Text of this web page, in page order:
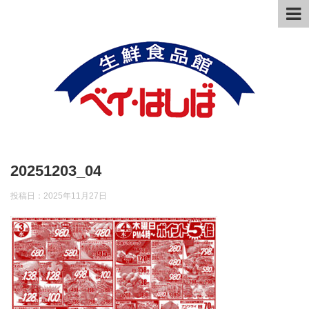
20251203_04
投稿日： 2025年11月27日